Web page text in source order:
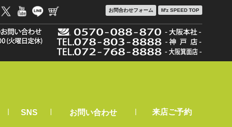
お問合わせフォーム M'z SPEED TOP
| SNS | お問い合わせ | 来店ご予約